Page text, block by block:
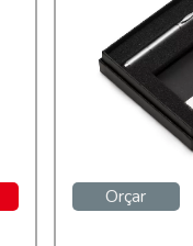
Orçar